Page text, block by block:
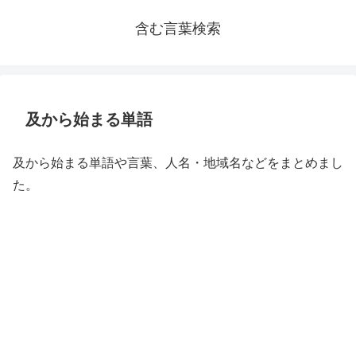
含む言葉検索
及から始まる単語
及から始まる単語や言葉、人名・地域名などをまとめまし
た。